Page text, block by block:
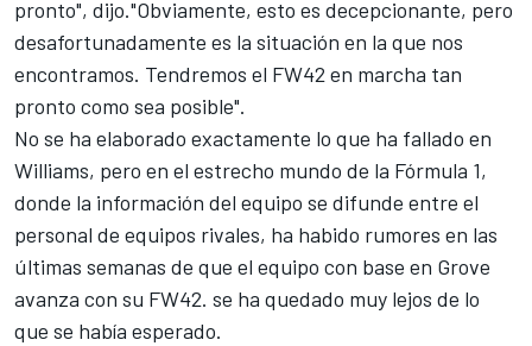
pronto", dijo."Obviamente, esto es decepcionante, pero
desafortunadamente es la situación en la que nos
encontramos. Tendremos el FW42 en marcha tan
pronto como sea posible".
No se ha elaborado exactamente lo que ha fallado en
Williams, pero en el estrecho mundo de la Fórmula 1,
donde la información del equipo se difunde entre el
personal de equipos rivales, ha habido rumores en las
últimas semanas de que el equipo con base en Grove
avanza con su FW42. se ha quedado muy lejos de lo
que se había esperado.